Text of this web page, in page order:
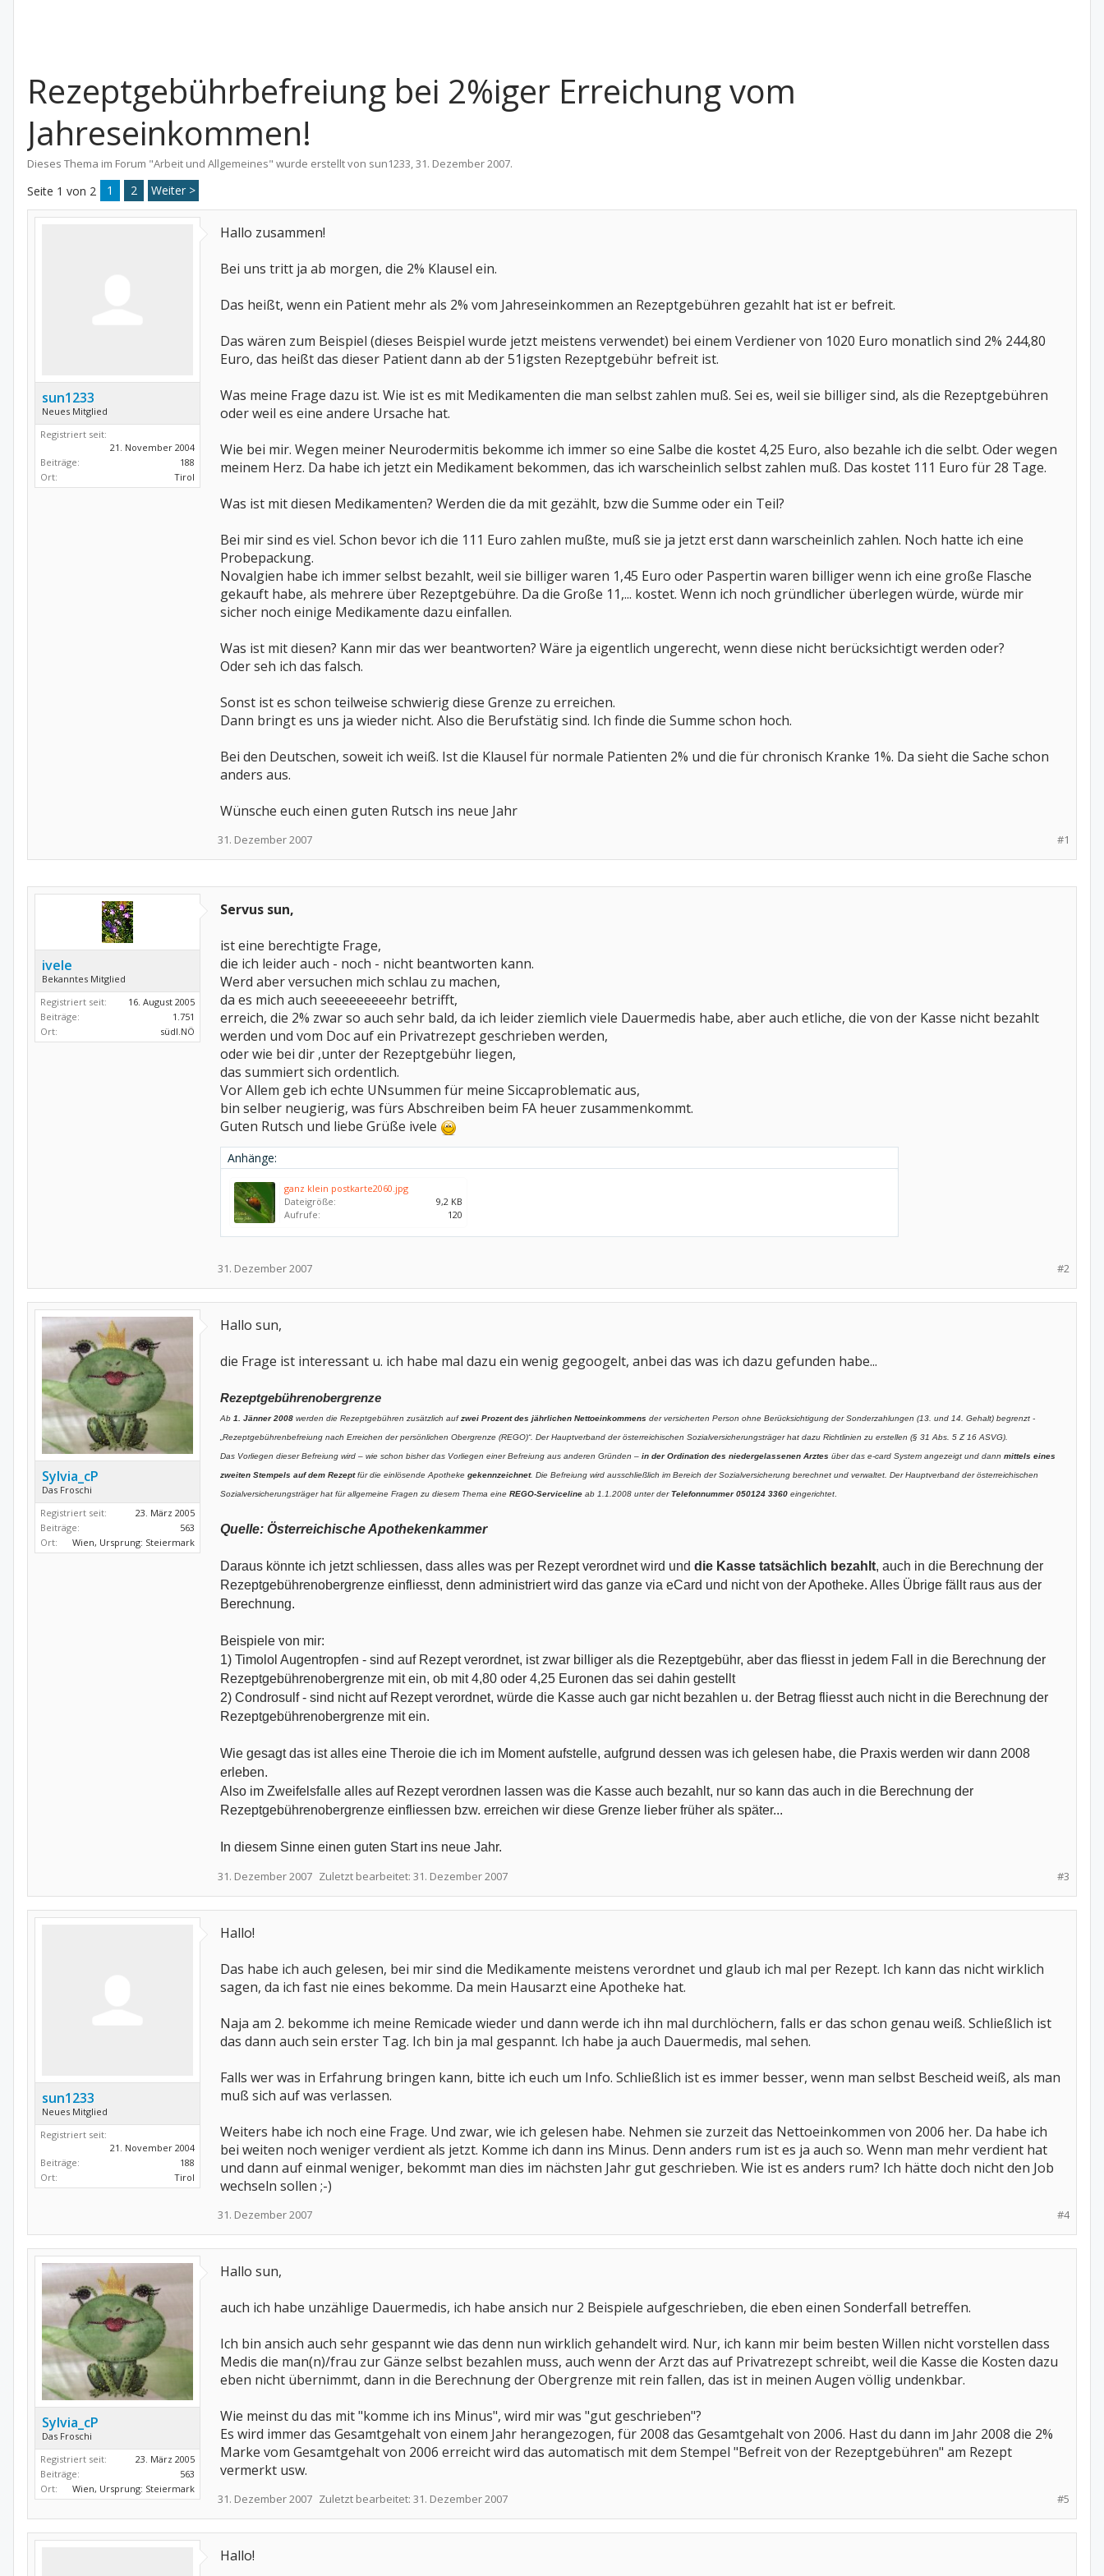
Rezeptgebührbefreiung bei 2%iger Erreichung vom
Jahreseinkommen!
Dieses Thema im Forum "Arbeit und Allgemeines" wurde erstellt von sun1233,31. Dezember 2007.
Seite 1 von 2 1 2 Weiter >
sun1233
Neues Mitglied
Registriert seit:
21. November 2004
Beiträge:
188
Ort:
Tirol
Hallo zusammen!
Bei uns tritt ja ab morgen, die 2% Klausel ein.
Das heißt, wenn ein Patient mehr als 2% vom Jahreseinkommen an Rezeptgebühren gezahlt hat ist er befreit.
Das wären zum Beispiel (dieses Beispiel wurde jetzt meistens verwendet) bei einem Verdiener von 1020 Euro monatlich sind 2% 244,80
Euro, das heißt das dieser Patient dann ab der 51igsten Rezeptgebühr befreit ist.
Was meine Frage dazu ist. Wie ist es mit Medikamenten die man selbst zahlen muß. Sei es, weil sie billiger sind, als die Rezeptgebühren
oder weil es eine andere Ursache hat.
Wie bei mir. Wegen meiner Neurodermitis bekomme ich immer so eine Salbe die kostet 4,25 Euro, also bezahle ich die selbt. Oder wegen
meinem Herz. Da habe ich jetzt ein Medikament bekommen, das ich warscheinlich selbst zahlen muß. Das kostet 111 Euro für 28 Tage.
Was ist mit diesen Medikamenten? Werden die da mit gezählt, bzw die Summe oder ein Teil?
Bei mir sind es viel. Schon bevor ich die 111 Euro zahlen mußte, muß sie ja jetzt erst dann warscheinlich zahlen. Noch hatte ich eine
Probepackung.
Novalgien habe ich immer selbst bezahlt, weil sie billiger waren 1,45 Euro oder Paspertin waren billiger wenn ich eine große Flasche
gekauft habe, als mehrere über Rezeptgebühre. Da die Große 11,... kostet. Wenn ich noch gründlicher überlegen würde, würde mir
sicher noch einige Medikamente dazu einfallen.
Was ist mit diesen? Kann mir das wer beantworten? Wäre ja eigentlich ungerecht, wenn diese nicht berücksichtigt werden oder?
Oder seh ich das falsch.
Sonst ist es schon teilweise schwierig diese Grenze zu erreichen.
Dann bringt es uns ja wieder nicht. Also die Berufstätig sind. Ich finde die Summe schon hoch.
Bei den Deutschen, soweit ich weiß. Ist die Klausel für normale Patienten 2% und die für chronisch Kranke 1%. Da sieht die Sache schon
anders aus.
Wünsche euch einen guten Rutsch ins neue Jahr
#1
31. Dezember 2007
ivele
Bekanntes Mitglied
Registriert seit:
16. August 2005
Beiträge:
1.751
Ort:
südl.NÖ
Servus sun,
ist eine berechtigte Frage,
die ich leider auch - noch - nicht beantworten kann.
Werd aber versuchen mich schlau zu machen,
da es mich auch seeeeeeeeehr betrifft,
erreich, die 2% zwar so auch sehr bald, da ich leider ziemlich viele Dauermedis habe, aber auch etliche, die von der Kasse nicht bezahlt
werden und vom Doc auf ein Privatrezept geschrieben werden,
oder wie bei dir ,unter der Rezeptgebühr liegen,
das summiert sich ordentlich.
Vor Allem geb ich echte UNsummen für meine Siccaproblematic aus,
bin selber neugierig, was fürs Abschreiben beim FA heuer zusammenkommt.
Guten Rutsch und liebe Grüße ivele
Anhänge:
ganz klein postkarte2060.jpg
Dateigröße:
9,2 KB
Aufrufe:
120
#2
31. Dezember 2007
Sylvia_cP
Das Froschi
Registriert seit:
23. März 2005
Beiträge:
563
Ort:
Wien, Ursprung: Steiermark
Hallo sun,
die Frage ist interessant u. ich habe mal dazu ein wenig gegoogelt, anbei das was ich dazu gefunden habe...
Rezeptgebührenobergrenze
Ab 1. Jänner 2008 werden die Rezeptgebühren zusätzlich aufzwei Prozent des jährlichen Nettoeinkommens der versicherten Person ohne Berücksichtigung der Sonderzahlungen (13. und 14. Gehalt) begrenzt -
„Rezeptgebührenbefreiung nach Erreichen der persönlichen Obergrenze (REGO)“. Der Hauptverband der österreichischen Sozialversicherungsträger hat dazu Richtlinien zu erstellen (§ 31 Abs. 5 Z 16 ASVG).
Das Vorliegen dieser Befreiung wird – wie schon bisher das Vorliegen einer Befreiung aus anderen Gründen – in der Ordination des niedergelassenen Arztes über das e-card System angezeigt und dann mittels eines
zweiten Stempels auf dem Rezeptfür die einlösende Apotheke gekennzeichnet. Die Befreiung wird ausschließlich im Bereich der Sozialversicherung berechnet und verwaltet. Der Hauptverband der österreichischen
Sozialversicherungsträger hat für allgemeine Fragen zu diesem Thema eine REGO-Serviceline ab 1.1.2008 unter derTelefonnummer 050124 3360 eingerichtet
Quelle: Österreichische Apothekenkammer
Daraus könnte ich jetzt schliessen, dass alles was per Rezept verordnet wird und die Kasse tatsächlich bezahlt, auch in die Berechnung der
Rezeptgebührenobergrenze einfliesst, denn administriert wird das ganze via eCard und nicht von der Apotheke. Alles Übrige fällt raus aus der
Berechnung.
Beispiele von mir:
1) Timolol Augentropfen - sind auf Rezept verordnet, ist zwar billiger als die Rezeptgebühr, aber das fliesst in jedem Fall in die Berechnung der
Rezeptgebührenobergrenze mit ein, ob mit 4,80 oder 4,25 Euronen das sei dahin gestellt
2) Condrosulf - sind nicht auf Rezept verordnet, würde die Kasse auch gar nicht bezahlen u. der Betrag fliesst auch nicht in die Berechnung der
Rezeptgebührenobergrenze mit ein.
Wie gesagt das ist alles eine Theroie die ich im Moment aufstelle, aufgrund dessen was ich gelesen habe, die Praxis werden wir dann 2008
erleben.
Also im Zweifelsfalle alles auf Rezept verordnen lassen was die Kasse auch bezahlt, nur so kann das auch in die Berechnung der
Rezeptgebührenobergrenze einfliessen bzw. erreichen wir diese Grenze lieber früher als später...
In diesem Sinne einen guten Start ins neue Jahr.
#3
31. Dezember 2007 Zuletzt bearbeitet: 31. Dezember 2007
sun1233
Neues Mitglied
Registriert seit:
21. November 2004
Beiträge:
188
Ort:
Tirol
Hallo!
Das habe ich auch gelesen, bei mir sind die Medikamente meistens verordnet und glaub ich mal per Rezept. Ich kann das nicht wirklich
sagen, da ich fast nie eines bekomme. Da mein Hausarzt eine Apotheke hat.
Naja am 2. bekomme ich meine Remicade wieder und dann werde ich ihn mal durchlöchern, falls er das schon genau weiß. Schließlich ist
das dann auch sein erster Tag. Ich bin ja mal gespannt. Ich habe ja auch Dauermedis, mal sehen.
Falls wer was in Erfahrung bringen kann, bitte ich euch um Info. Schließlich ist es immer besser, wenn man selbst Bescheid weiß, als man
muß sich auf was verlassen.
Weiters habe ich noch eine Frage. Und zwar, wie ich gelesen habe. Nehmen sie zurzeit das Nettoeinkommen von 2006 her. Da habe ich
bei weiten noch weniger verdient als jetzt. Komme ich dann ins Minus. Denn anders rum ist es ja auch so. Wenn man mehr verdient hat
und dann auf einmal weniger, bekommt man dies im nächsten Jahr gut geschrieben. Wie ist es anders rum? Ich hätte doch nicht den Job
wechseln sollen ;-)
#4
31. Dezember 2007
Sylvia_cP
Das Froschi
Registriert seit:
23. März 2005
Beiträge:
563
Ort:
Wien, Ursprung: Steiermark
Hallo sun,
auch ich habe unzählige Dauermedis, ich habe ansich nur 2 Beispiele aufgeschrieben, die eben einen Sonderfall betreffen.
Ich bin ansich auch sehr gespannt wie das denn nun wirklich gehandelt wird. Nur, ich kann mir beim besten Willen nicht vorstellen dass
Medis die man(n)/frau zur Gänze selbst bezahlen muss, auch wenn der Arzt das auf Privatrezept schreibt, weil die Kasse die Kosten dazu
eben nicht übernimmt, dann in die Berechnung der Obergrenze mit rein fallen, das ist in meinen Augen völlig undenkbar.
Wie meinst du das mit "komme ich ins Minus", wird mir was "gut geschrieben"?
Es wird immer das Gesamtgehalt von einem Jahr herangezogen, für 2008 das Gesamtgehalt von 2006. Hast du dann im Jahr 2008 die 2%
Marke vom Gesamtgehalt von 2006 erreicht wird das automatisch mit dem Stempel "Befreit von der Rezeptgebühren" am Rezept
vermerkt usw.
#5
31. Dezember 2007 Zuletzt bearbeitet: 31. Dezember 2007
Hallo!